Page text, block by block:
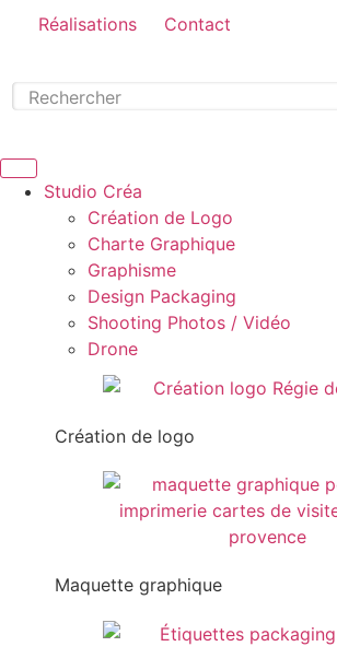
Réalisations Contact
Studio Créa
Création de Logo
Charte Graphique
Graphisme
Design Packaging
Shooting Photos / Vidéo
Drone
Création de logo
Maquette graphique